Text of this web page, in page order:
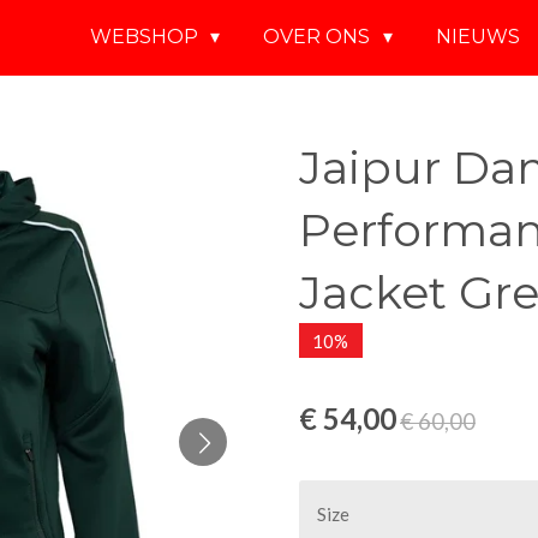
WEBSHOP OVER ONS NIEUWS
Jaipur
Jacket
10%
€ 54,00€ 60,00
Size